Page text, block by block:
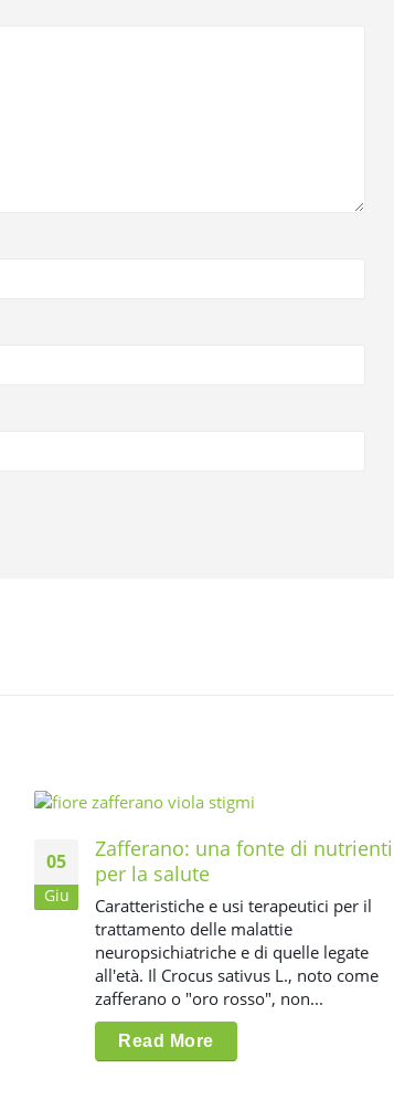
05
Giu
Zafferano: una fonte di nutrienti
per la salute
Caratteristiche e usi terapeutici per il
trattamento delle malattie
neuropsichiatriche e di quelle legate
all'età. Il Crocus sativus L., noto come
zafferano o "oro rosso", non...
Read More